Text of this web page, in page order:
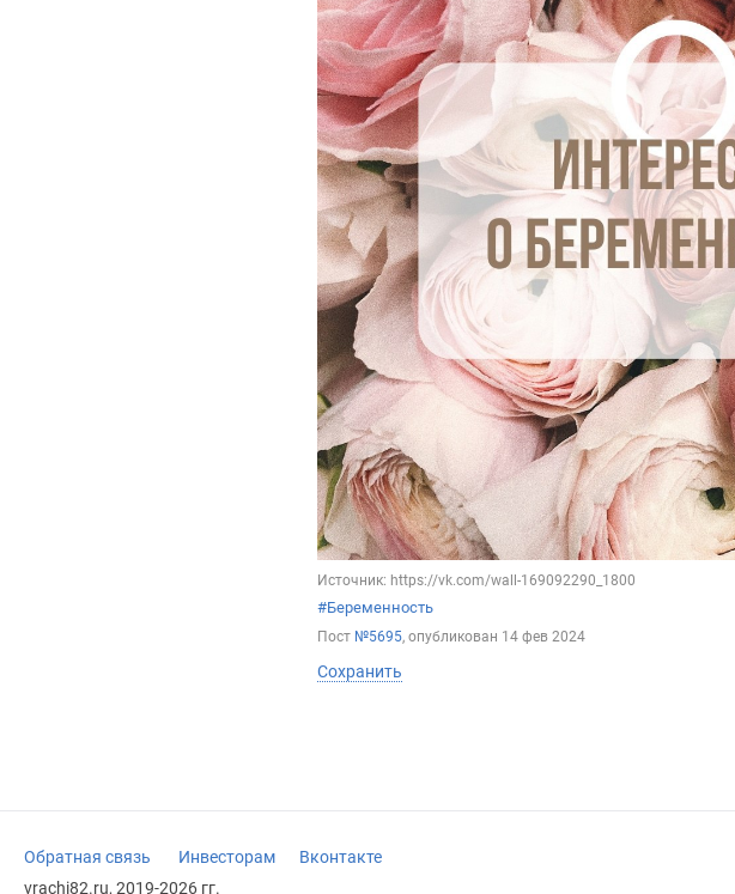
Источник: https://vk.com/wall-169092290_1800
#Беременность
Пост №5695, опубликован 14 фев 2024
Сохранить
Обратная связь Инвесторам
Вконтакте
vrachi82.ru, 2019-2026 гг.